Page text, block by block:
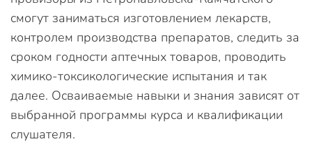
смогут заниматься изготовлением лекарств,
контролем производства препаратов, следить за
сроком годности аптечных товаров, проводить
химико-токсикологические испытания и так
далее. Осваиваемые навыки и знания зависят от
выбранной программы курса и квалификации
слушателя.